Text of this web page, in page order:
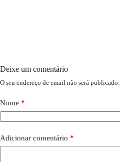
Deixe um comentário
O seu endereço de email não será publicado.
Nome *
Adicionar comentário *